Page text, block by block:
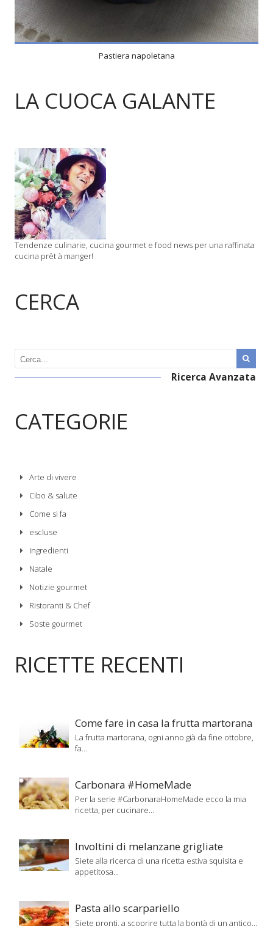
Pastiera napoletana
LA CUOCA GALANTE
Tendenze culinarie, cucina gourmet e food news per una raffinata
cucina prêt à manger!
CERCA
Ricerca Avanzata
CATEGORIE
Arte di vivere
Cibo & salute
Come si fa
escluse
Ingredienti
Natale
Notizie gourmet
Ristoranti & Chef
Soste gourmet
RICETTE RECENTI
Come fare in casa la frutta martorana
La frutta martorana, ogni anno già da fine ottobre,
fa...
Carbonara #HomeMade
Per la serie #CarbonaraHomeMade ecco la mia
ricetta, per cucinare...
Involtini di melanzane grigliate
Siete alla ricerca di una ricetta estiva squisita e
appetitosa...
Pasta allo scarpariello
Siete pronti, a scoprire tutta la bontà di un antico...